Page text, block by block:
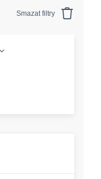
Smazat filtry